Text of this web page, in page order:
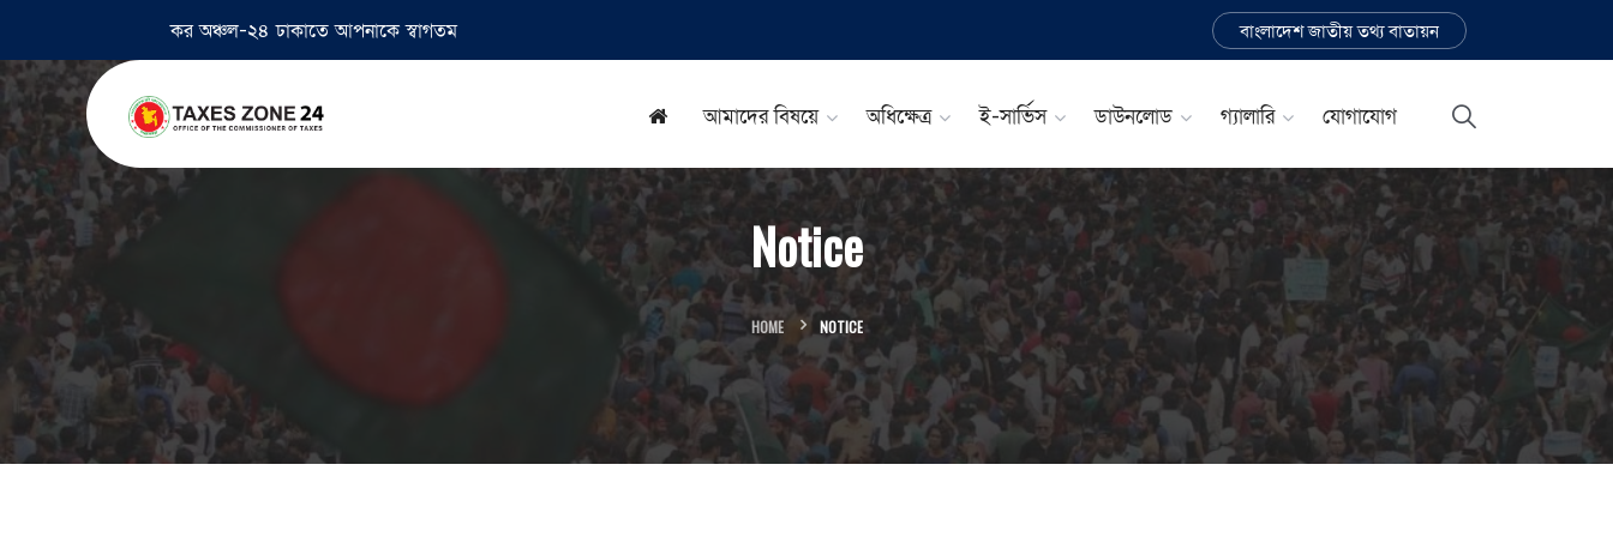
কর অঞ্চল-২৪ ঢাকাতে আপনাকে স্বাগতম বাংলাদেশ জাতীয় তথ্য বাতায়ন
আমাদের বিষয়ে অধিক্ষেত্র ই-সার্ভিস ডাউনলোড গ্যালারি যোগাযোগ
Notice
HOME NOTICE